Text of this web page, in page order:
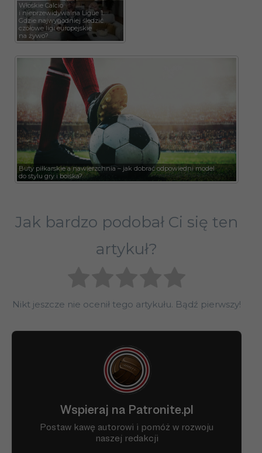
Włoskie Calcio
i nieprzewidywalna Ligue 1.
Gdzie najwygodniej śledzić
czołowe ligi europejskie
na żywo?
Buty piłkarskie a nawierzchnia – jak dobrać odpowiedni model
do stylu gry i boiska?
Jak bardzo podobał Ci się ten
artykuł?
Nikt jeszcze nie ocenił tego artykułu. Bądź pierwszy!